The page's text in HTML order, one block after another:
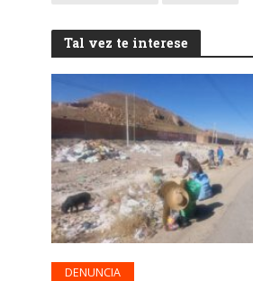
Tal vez te interese
DENUNCIA